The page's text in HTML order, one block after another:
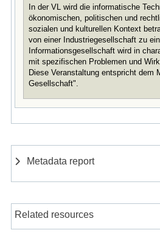
In der VL wird die informatische
ökonomischen, politischen und
sozialen und kulturellen Kontext
von einer Industriegesellschaft zu
Informationsgesellschaft wird in
mit spezifischen Problemen und
Diese Veranstaltung entspricht dem
Gesellschaft".
Metadata report
Related resources